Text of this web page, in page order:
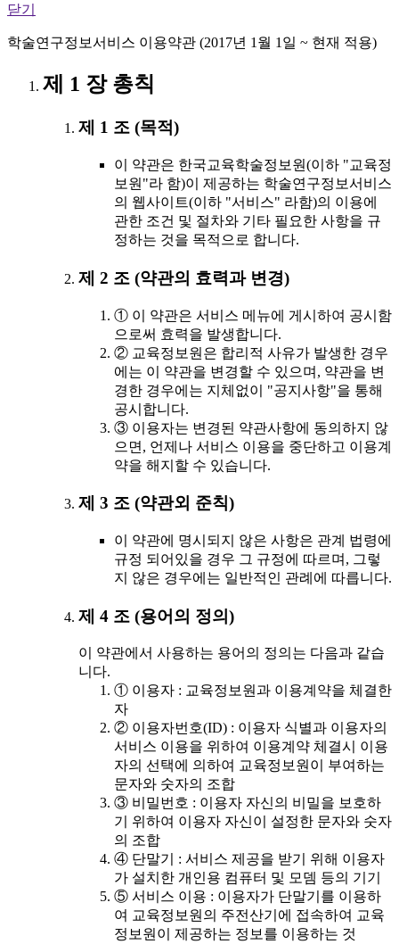
닫기
학술연구정보서비스 이용약관 (2017년 1월 1일 ~ 현재 적용)
제 1 장 총칙
제 1 조 (목적)
이 약관은 한국교육학술정보원(이하 "교육정
보원"라 함)이 제공하는 학술연구정보서비스
의 웹사이트(이하 "서비스" 라함)의 이용에
관한 조건 및 절차와 기타 필요한 사항을 규
정하는 것을 목적으로 합니다.
제 2 조 (약관의 효력과 변경)
① 이 약관은 서비스 메뉴에 게시하여 공시함
으로써 효력을 발생합니다.
② 교육정보원은 합리적 사유가 발생한 경우
에는 이 약관을 변경할 수 있으며, 약관을 변
경한 경우에는 지체없이 "공지사항"을 통해
공시합니다.
③ 이용자는 변경된 약관사항에 동의하지 않
으면, 언제나 서비스 이용을 중단하고 이용계
약을 해지할 수 있습니다.
제 3 조 (약관외 준칙)
이 약관에 명시되지 않은 사항은 관계 법령에
규정 되어있을 경우 그 규정에 따르며, 그렇
지 않은 경우에는 일반적인 관례에 따릅니다.
제 4 조 (용어의 정의)
이 약관에서 사용하는 용어의 정의는 다음과 같습
니다.
① 이용자 : 교육정보원과 이용계약을 체결한
자
② 이용자번호(ID) : 이용자 식별과 이용자의
서비스 이용을 위하여 이용계약 체결시 이용
자의 선택에 의하여 교육정보원이 부여하는
문자와 숫자의 조합
③ 비밀번호 : 이용자 자신의 비밀을 보호하
기 위하여 이용자 자신이 설정한 문자와 숫자
의 조합
④ 단말기 : 서비스 제공을 받기 위해 이용자
가 설치한 개인용 컴퓨터 및 모뎀 등의 기기
⑤ 서비스 이용 : 이용자가 단말기를 이용하
여 교육정보원의 주전산기에 접속하여 교육
정보원이 제공하는 정보를 이용하는 것